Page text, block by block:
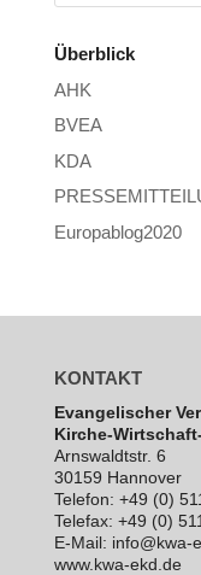
Überblick
AHK
BVEA
KDA
Europablog2020
KONTAKT
Evan­ge­li­scher
Kirche-
Arns­waldt­str. 6
30159 Hannover
Telefon: +49 (0)
Telefax: +49 (0)
E‑Mail: info@kwa-
www.kwa-ekd.de